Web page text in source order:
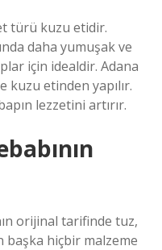
türü kuzu etidir.
daha yumuşak ve
için idealdir. Adana
kuzu etinden yapılır.
lezzetini artırır.
orijinal tarifinde tuz,
başka hiçbir malzeme